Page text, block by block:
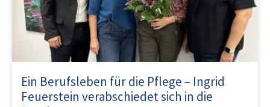
Ein Berufsleben für die Pflege – Ingrid
Feuerstein verabschiedet sich in die